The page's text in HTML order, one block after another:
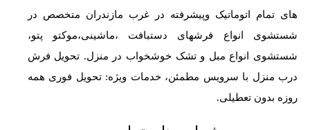
های تمام اتوماتیک وپیشرفته در غرب مازندران متخصص در
شستشوی انواع فرشهای دستبافت ،ماشینی،موکتو پتو،
شستشوی انواع مبل و تشک خوشخواب در منزل. تحویل فرش
درب منزل با سرویس مطمئن، خدمات ویژه: تحویل فوری همه
روزه بدون تعطیلی.